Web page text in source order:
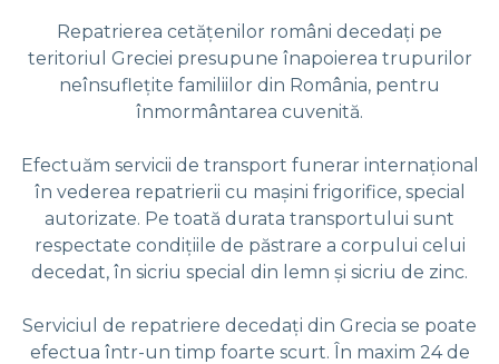
Repatrierea cetățenilor români decedați pe
teritoriul Greciei presupune înapoierea trupurilor
neînsuflețite familiilor din România, pentru
înmormântarea cuvenită.
Efectuăm servicii de transport funerar internațional
în vederea repatrierii cu mașini frigorifice, special
autorizate. Pe toată durata transportului sunt
respectate condițiile de păstrare a corpului celui
decedat, în sicriu special din lemn și sicriu de zinc.
Serviciul de repatriere decedaţi din Grecia se poate
efectua într-un timp foarte scurt. În maxim 24 de